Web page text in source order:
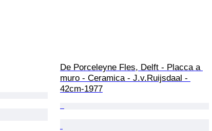
De Porceleyne Fles, Delft - Placca a
muro - Ceramica - J.v.Ruijsdaal -
42cm-1977